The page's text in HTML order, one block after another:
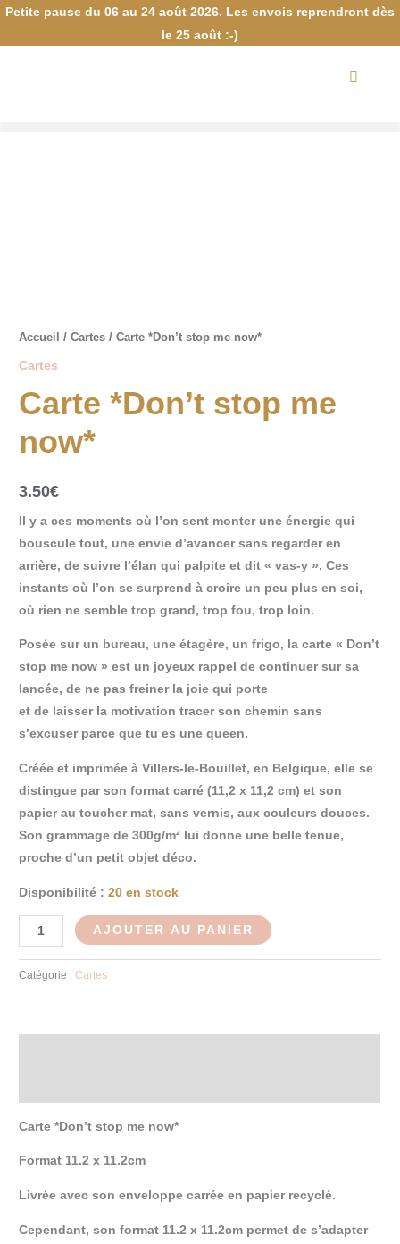
Aller
Petite pause du 06 au 24 août 2026. Les envois reprendront dès
le 25 août :-)
Accueil /Cartes / Carte *Don’t stop me now*
Cartes
Carte *Don’t stop me
now*
3.50€
Il y a ces moments où l’on sent monter une énergie qui
bouscule tout, une envie d’avancer sans regarder en
arrière, de suivre l’élan qui palpite et dit « vas-y ». Ces
instants où l’on se surprend à croire un peu plus en soi,
où rien ne semble trop grand, trop fou, trop loin.
Posée sur un bureau, une étagère, un frigo, la carte « Don’t
stop me now » est un joyeux rappel de continuer sur sa
lancée, de ne pas freiner la joie qui porte
et de laisser la motivation tracer son chemin sans
s’excuser parce que tu es une queen.
Créée et imprimée à Villers-le-Bouillet, en Belgique, elle se
distingue par son format carré (11,2 x 11,2 cm) et son
papier au toucher mat, sans vernis, aux couleurs douces.
Son grammage de 300g/m² lui donne une belle tenue,
proche d’un petit objet déco.
Disponibilité : 20 en stock
me
now*
AJOUTER AU PANIER
Catégorie :Cartes
Carte *Don’t stop me now*
Format 11.2 x 11.2cm
Livrée avec son enveloppe carrée en papier recyclé.
Cependant, son format 11.2 x 11.2cm permet de s’adapter